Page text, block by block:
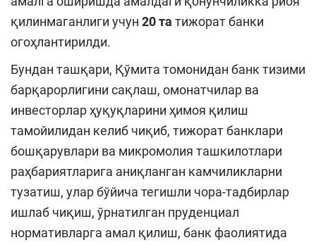
қилинмаганлиги учун 20 та тижорат банки
огоҳлантирилди.
Бундан ташқари, Қўмита томонидан банк тизими
барқарорлигини сақлаш, омонатчилар ва
инвесторлар ҳуқуқларини ҳимоя қилиш
тамойилидан келиб чиқиб, тижорат банклари
бошқарувлари ва микромолия ташкилотлари
раҳбариятларига аниқланган камчиликларни
тузатиш, улар бўйича тегишли чора-тадбирлар
ишлаб чиқиш, ўрнатилган пруденциал
нормативларга амал қилиш, банк фаолиятида